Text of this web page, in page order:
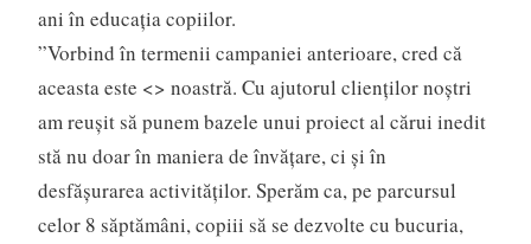
ani în educația copiilor.
”Vorbind în termenii campaniei anterioare, cred că
aceasta este <> noastră. Cu ajutorul clienților noștri
am reușit să punem bazele unui proiect al cărui inedit
stă nu doar în maniera de învățare, ci și în
desfășurarea activităților. Sperăm ca, pe parcursul
celor 8 săptămâni, copiii să se dezvolte cu bucuria,